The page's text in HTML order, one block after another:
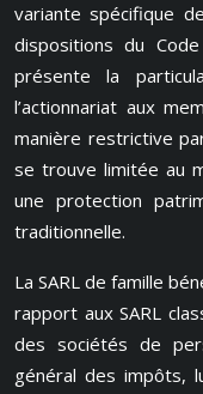
variante spécifique
dispositions du
présente la
l’actionnariat aux
manière restrictive
se trouve limitée au
une protection
traditionnelle.
La SARL de famille
rapport aux SARL
des sociétés de
général des impôts,